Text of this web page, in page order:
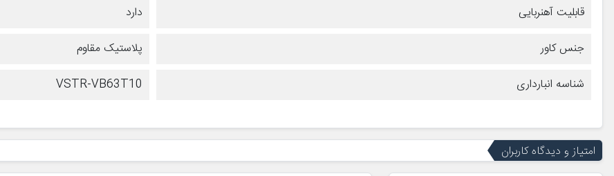
قابلیت آهنربایی
دارد
جنس کاور
پلاستیک مقاوم
شناسه انبارداری
VSTR-VB63T10
امتیاز و دیدگاه کاربران